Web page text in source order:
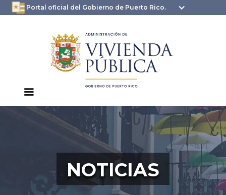
Portal oficial del Gobierno de Puerto Rico.
oficial.pr.gov
seguros .pr.gov usan
HTTPS
NOTICIAS